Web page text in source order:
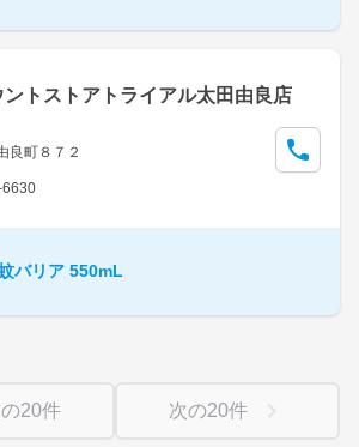
ントストアトライアル太田由良店
良町８７２
6630
バリア 550mL
20件 次の20件